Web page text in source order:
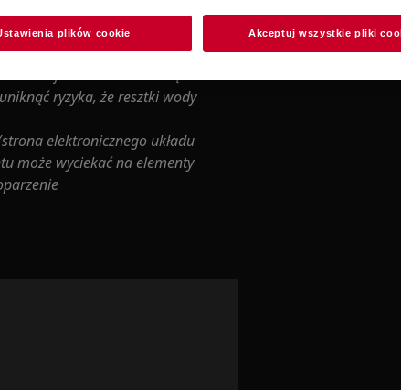
obrażenia, dlatego
ostrożnie.
urządzenie z całej wody.
jest ustawienie urządzenia
ryzyka, że resztki wody
elektronicznego układu
może wyciekać na elementy
plików cookie Akceptuj wszystkie pliki